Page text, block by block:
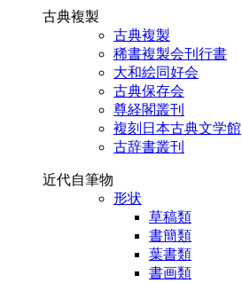
古典複製
古典複製
稀書複製会刊行書
大和絵同好会
古典保存会
尊経閣叢刊
複刻日本古典文学館
古辞書叢刊
近代自筆物
形状
草稿類
書簡類
葉書類
書画類